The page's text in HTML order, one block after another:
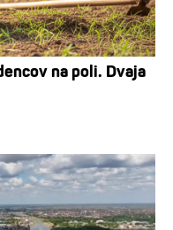
na poli. Dvaja